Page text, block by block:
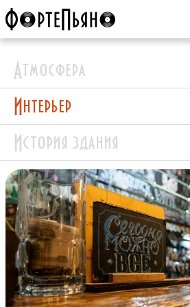
Атмосфера
Интерьер
История здания